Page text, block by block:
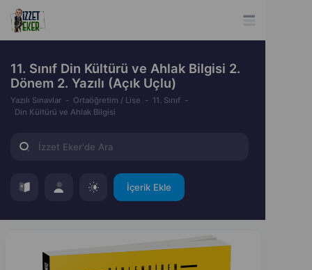
11. Sınıf Din Kültürü ve Ahlak Bilgisi 2.
Dönem 2. Yazılı (Açık Uçlu)
Yazılı Sınavlar Ortaöğretim / Lise
11. Sınıf
Din Kültürü ve Ahlak Bilgisi
İçerik Ekle